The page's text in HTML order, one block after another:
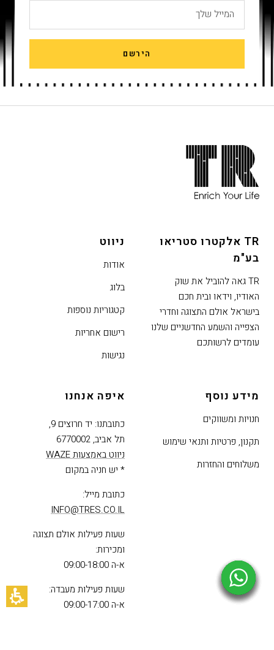
המייל שלך
הירשם
האתר,
באפשרותך
ללחוץ
לדלג
לאזור
הבא
TR אלקטרו סטריאו
בע"מ
TR גאה להוביל את שוק
האודיו, וידאו ובית חכם
בישראל אולם התצוגה וחדרי
הצפייה והשמע החדשניים שלנו
עומדים לרשותכם
ניווט
אודות
בלוג
קטגוריות נוספות
רישום אחריות
נגישות
מידע נוסף
חנויות ומשווקים
תקנון, פרטיות ותנאי שימוש
משלוחים והחזרות
איפה אנחנו
כתובתנו: יד חרוצים 9,
תל אביב, 6770002
ניווט באמצעות WAZE
* יש חניה במקום
כתובת מייל:
INFO@TRES.CO.IL
שעות פעילות אולם תצוגה
ומכירות:
א-ה 09:00-18:00
שעות פעילות מעבדה:
א-ה 09:00-17:00